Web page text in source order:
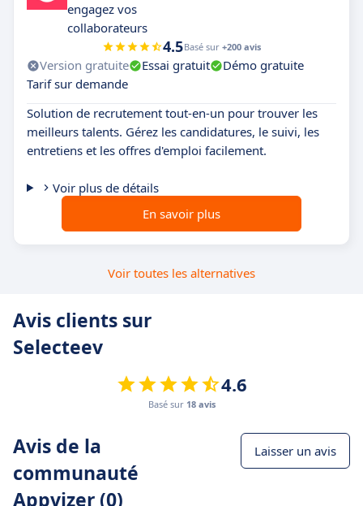
engagez vos
collaborateurs
4.5Basé sur +200 avis
Version gratuite Essai gratuit
Démo gratuite
Tarif sur demande
Solution de recrutement tout-en-un pour trouver les
meilleurs talents. Gérez les candidatures, le suivi, les
entretiens et les offres d'emploi facilement.
Voir plus de détails
En savoir plus
Voir toutes les alternatives
Avis clients sur
Selecteev
4.6
Basé sur 18 avis
Avis de la
communauté
Appvizer (0)
Laisser un avis